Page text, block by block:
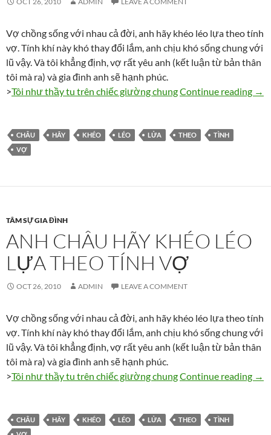
Vợ chồng sống với nhau cả đời, anh hãy khéo léo lựa theo tính
vợ. Tính khí này khó thay đổi lắm, anh chịu khó sống chung với
lũ vậy. Và tôi khẳng định, vợ rất yêu anh (kết luận từ bản thân
tôi mà ra) và gia đình anh sẽ hạnh phúc.
>Tôi như thầy tu trên chiếc giường chungContinue reading →
CHÂU HÃY KHÉO LÉO LỬA THEO
TÌNH
VỢ
TÂM SỰ GIA ĐÌNH
ANH CHÂU HÃY KHÉO LÉO
LỰA THEO TÍNH VỢ
OCT 26, 2010 ADMIN LEAVE A COMMENT
Vợ chồng sống với nhau cả đời, anh hãy khéo léo lựa theo tính
vợ. Tính khí này khó thay đổi lắm, anh chịu khó sống chung với
lũ vậy. Và tôi khẳng định, vợ rất yêu anh (kết luận từ bản thân
tôi mà ra) và gia đình anh sẽ hạnh phúc.
>Tôi như thầy tu trên chiếc giường chungContinue reading →
CHÂU HÃY KHÉO LÉO LỬA THEO
TÌNH